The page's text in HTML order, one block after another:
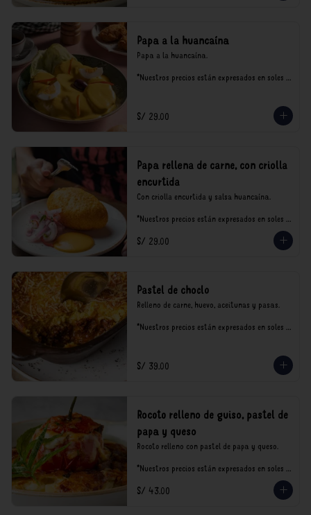
Papa a la huancaína
Papa a la huancaína.
*Nuestros precios están expresados en soles e
S/ 29.00
Papa rellena de carne, con criolla
encurtida
Con criolla encurtida y salsa huancaína.
*Nuestros precios están expresados en soles e
consumo.
S/ 29.00
Pastel de choclo
Relleno de carne, huevo, aceitunas y pasas.
*Nuestros precios están expresados en soles e
S/ 39.00
Rocoto relleno de guiso, pastel de
papa y queso
Rocoto relleno con pastel de papa y queso.
*Nuestros precios están expresados en soles e
consumo.
S/ 43.00